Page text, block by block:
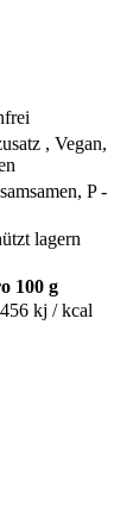
, Vegan,
P -
lagern
100 g
kj / kcal